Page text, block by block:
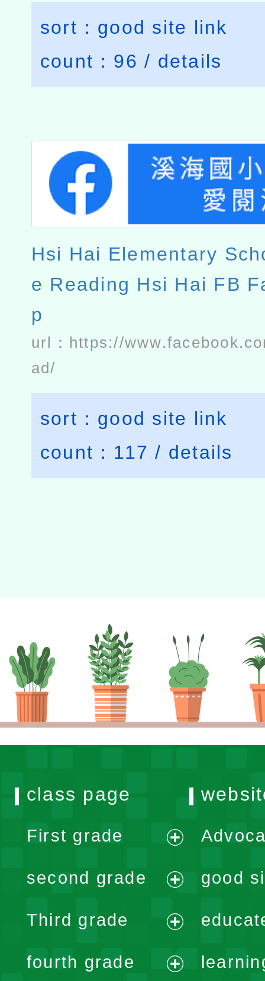
sort： good site link
count： 96 / details
Hsi Hai Elementary
e Reading Hsi Hai FB
p
url： https://
ad/
sort： good site link
count： 117 / details
class page
First grade
menu
second grade
menu
Third grade
menu
fourth grade
good